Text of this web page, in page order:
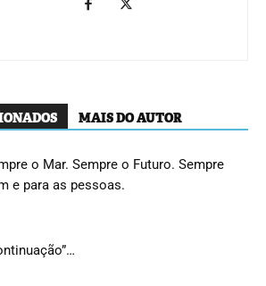
MAIS DO AUTOR
o Mar. Sempre o Futuro. Sempre
e para as pessoas.